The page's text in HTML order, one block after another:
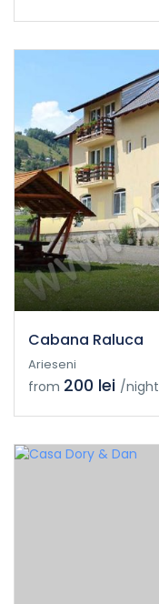
Cabana Raluca
Arieseni
from 200 lei /night